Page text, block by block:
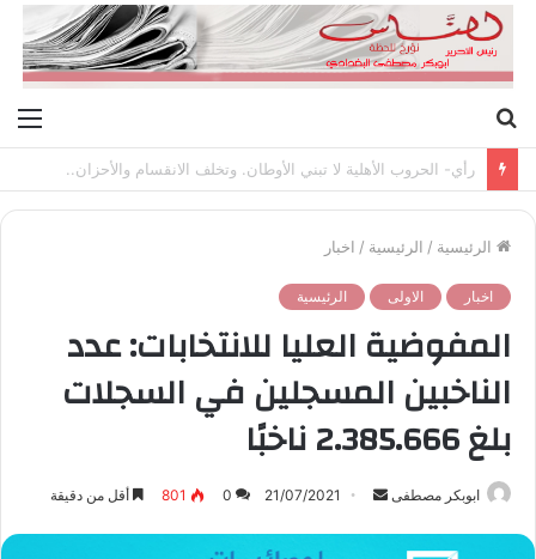
عن
رأي- الحروب الأهلية لا تبني الأوطان. وتخلف الانقسام والأحزان..
الرئيسية / الرئيسية / اخبار
اخبار الاولى الرئيسية
المفوضية العليا للانتخابات: عدد
الناخبين المسجلين في السجلات
بلغ 2.385.666 ناخبًا
ابوبكر مصطفى 21/07/2021
0
801 أقل من دقيقة